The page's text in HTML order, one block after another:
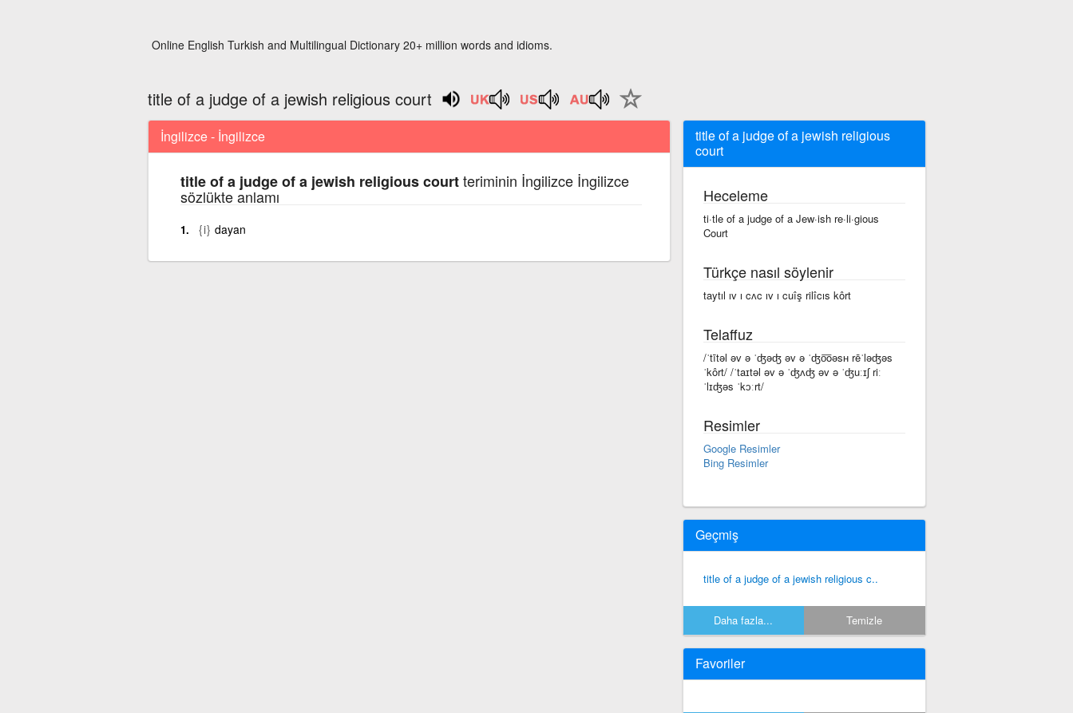
Online English Turkish and Multilingual Dictionary 20+ million words and idioms.
title of a judge of a jewish religious court
İngilizce - İngilizce
title of a judge of a jewish religious courtteriminin İngilizce İngilizce
sözlükte anlamı
{i} dayan
title of a judge of a jewish religious
court
Heceleme
ti·tle of a judge of a Jew·ish re·li·gious
Court
Türkçe nasıl söylenir
taytıl ıv ı cʌc ıv ı cuîş rilîcıs kôrt
Telaffuz
/ˈtītəl əv ə ˈʤəʤ əv ə ˈʤo͞oəsʜ rēˈləʤəs
ˈkôrt/ /ˈtaɪtəl əv ə ˈʤʌʤ əv ə ˈʤuːɪʃ riː
ˈlɪʤəs ˈkɔːrt/
Resimler
Google Resimler
Bing Resimler
Geçmiş
title of a judge of a jewish religious c..
Daha fazla... Temizle
Favoriler